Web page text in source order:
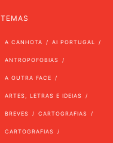
TEMAS
A CANHOTA AI PORTUGAL
ANTROPOFOBIAS
A OUTRA FACE
ARTES, LETRAS E IDEIAS
BREVES CARTOGRAFIAS
CARTOGRAFIAS